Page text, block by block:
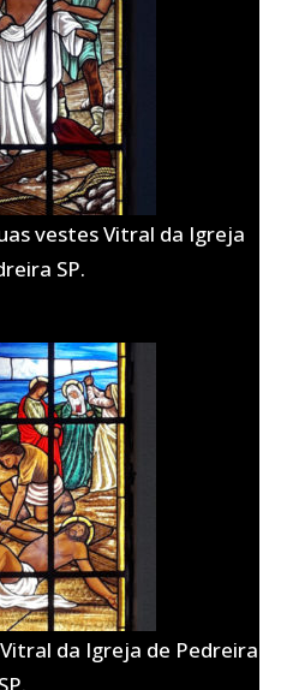
vestes Vitral da Igreja
SP.
da Igreja de Pedreira